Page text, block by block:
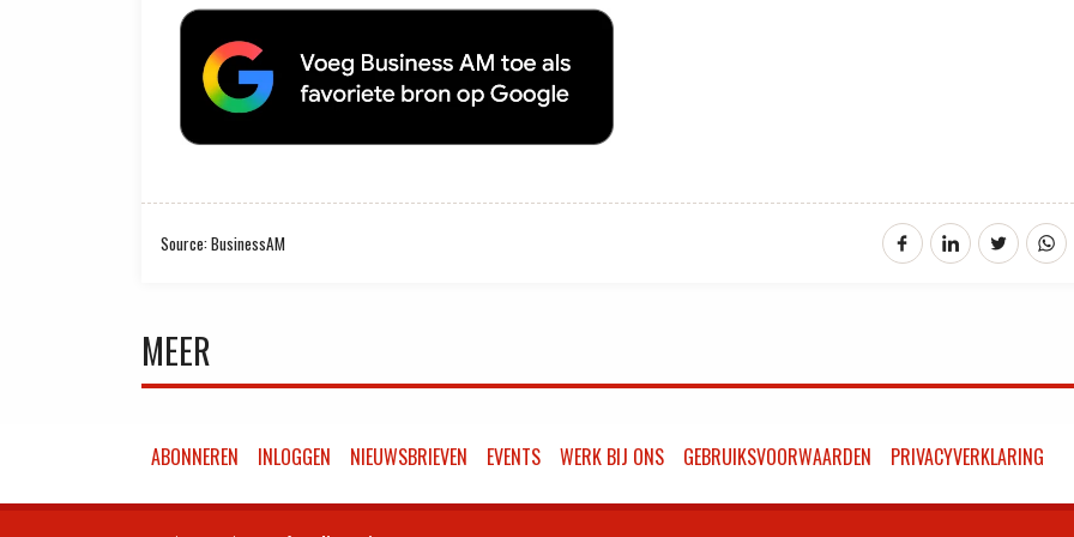
Source: BusinessAM
MEER
ABONNEREN INLOGGEN NIEUWSBRIEVEN EVENTS WERK BIJ ONS GEBRUIKSVOORWAARDEN PRIVACYVERKLARING